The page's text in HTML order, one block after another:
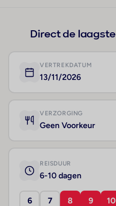
Direct de
VERTREKDATUM
13/11/2026
VERZORGING
Geen Voorkeur
REISDUUR
6-10 dagen
6 7 8 9 10